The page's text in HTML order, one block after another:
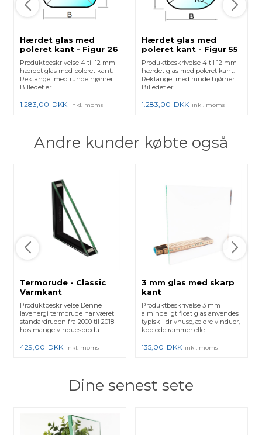
Hærdet glas med
poleret kant - Figur 26
Produktbeskrivelse 4 til 12 mm
hærdet glas med poleret kant.
Rektangel med runde hjørner .
Billedet er...
1.283,00 DKK inkl. moms
Hærdet glas med
poleret kant - Figur 55
Produktbeskrivelse 4 til 12 mm
hærdet glas med poleret kant.
Rektangel med runde hjørner.
Billedet er ...
1.283,00 DKK inkl. moms
Andre kunder købte også
Termorude - Classic
Varmkant
Produktbeskrivelse Denne
lavenergi termorude har været
standardruden fra 2000 til 2018
hos mange vinduesprodu...
429,00 DKK inkl. moms
3 mm glas med skarp
kant
Produktbeskrivelse 3 mm
almindeligt float glas anvendes
typisk i drivhuse, ældre vinduer,
koblede rammer elle...
135,00 DKK inkl. moms
Dine senest sete